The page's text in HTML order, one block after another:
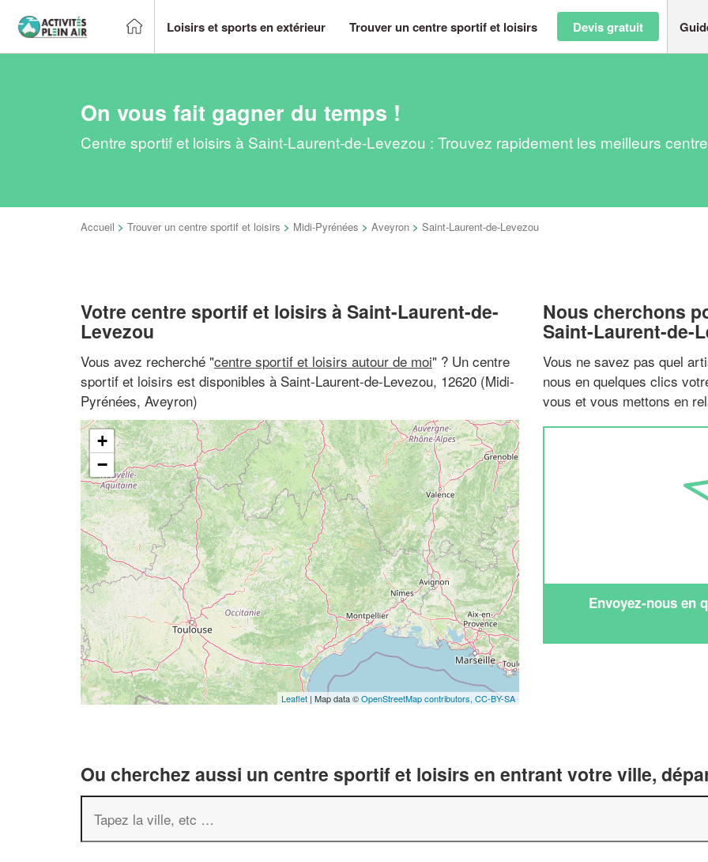
Loisirs et sports en extérieur Trouver un centre sportif et loisirs Devis gratuit
On vous fait gagner du temps !
Centre sportif et loisirs à Saint-Laurent-de-Levezou : Trouvez rapidement les meilleurs
Accueil > Trouver un centre sportif et loisirs > Midi-Pyrénées > Aveyron > Saint-Laurent-de-Levezou
Votre centre sportif et loisirs à Saint-Laurent-de-
Levezou
Vous avez recherché "centre sportif et loisirs autour de moi" ? Un centre
sportif et loisirs est disponibles à Saint-Laurent-de-Levezou, 12620 (Midi-
Pyrénées, Aveyron)
+
−
Leaflet | Map data ©OpenStreetMap contributors, CC-BY-SA
Nous cherchons
Saint-Laurent-de-
Vous ne savez pas quel
nous en quelques clics
vous et vous mettons en
Envoyez-nous en
Ou cherchez aussi un centre sportif et loisirs en entrant votre ville,